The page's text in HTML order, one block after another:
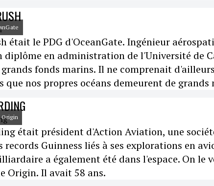
était le PDG d'OceanGate. Ingénieur
diplôme en administration de l'Université de
grands fonds marins. Il ne comprenait
que nos propres océans demeurent de
était président d'Action Aviation, une
Guinness liés à ses explorations en
a également été dans l'espace. On le
Origin. Il avait 58 ans.